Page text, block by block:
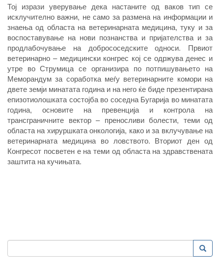
Тој изрази уверување дека настаните од ваков тип се
исклучително важни, не само за размена на информации и
знаења од областа на ветеринарната медицина, туку и за
воспоставување на нови познанства и пријателства и за
продлабочување на добрососедските односи. Првиот
ветеринарно – медицински конгрес кој се одржува денес и
утре во Струмица се организира по потпишувањето на
Меморандум за соработка меѓу ветеринарните комори на
двете земји минатата година и на него ќе биде презентирана
епизотиолошката состојба во соседна Бугарија во минатата
година, основите на превенција и контрола на
трансграничните вектор – преносливи болести, теми од
областа на хируршката онкологија, како и за вклучување на
ветеринарната медицина во ловството. Вториот ден од
Конгресот посветен е на теми од областа на здравствената
заштита на кучињата.
Search
Пребарување